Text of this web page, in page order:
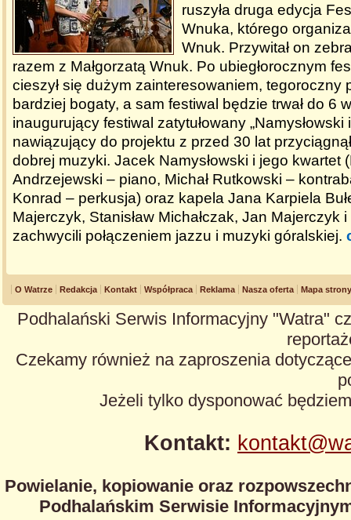
ruszyła druga edycja
Wnuka, którego
Wnuk. Przywitał on
razem z Małgorzatą Wnuk. Po ubiegłorocznym
cieszył się dużym zainteresowaniem, tegoroczny
bardziej bogaty, a sam festiwal będzie trwał do 6
inaugurujący festiwal zatytułowany „Namysłowski
nawiązujący do projektu z przed 30 lat
dobrej muzyki. Jacek Namysłowski i jego kwartet
Andrzejewski – piano, Michał Rutkowski –
Konrad – perkusja) oraz kapela Jana Karpiela
Majerczyk, Stanisław Michałczak, Jan Majerczyk
zachwycili połączeniem jazzu i muzyki góralskiej.
O Watrze Redakcja Kontakt Współpraca Reklama Nasza oferta Mapa strony
Podhalański Serwis Informacyjny "Watra"
Czekamy również na zaproszenia
Jeżeli tylko dysponować
Kontakt:
Powielanie, kopiowanie oraz
Podhalańskim Serwisie